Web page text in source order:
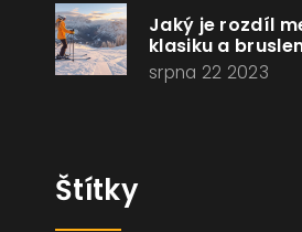
Jaký je rozdíl
klasiku a
srpna 22 2023
Štítky